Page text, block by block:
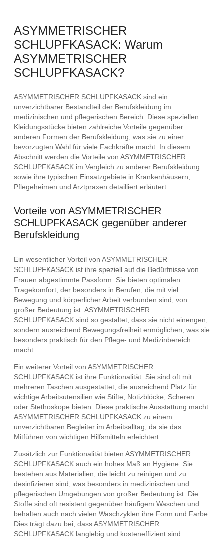
ASYMMETRISCHER
SCHLUPFKASACK: Warum
ASYMMETRISCHER
SCHLUPFKASACK?
ASYMMETRISCHER SCHLUPFKASACK sind ein
unverzichtbarer Bestandteil der Berufskleidung im
medizinischen und pflegerischen Bereich. Diese speziellen
Kleidungsstücke bieten zahlreiche Vorteile gegenüber
anderen Formen der Berufskleidung, was sie zu einer
bevorzugten Wahl für viele Fachkräfte macht. In diesem
Abschnitt werden die Vorteile von ASYMMETRISCHER
SCHLUPFKASACK im Vergleich zu anderer Berufskleidung
sowie ihre typischen Einsatzgebiete in Krankenhäusern,
Pflegeheimen und Arztpraxen detailliert erläutert.
Vorteile von ASYMMETRISCHER
SCHLUPFKASACK gegenüber anderer
Berufskleidung
Ein wesentlicher Vorteil von ASYMMETRISCHER
SCHLUPFKASACK ist ihre speziell auf die Bedürfnisse von
Frauen abgestimmte Passform. Sie bieten optimalen
Tragekomfort, der besonders in Berufen, die mit viel
Bewegung und körperlicher Arbeit verbunden sind, von
großer Bedeutung ist. ASYMMETRISCHER
SCHLUPFKASACK sind so gestaltet, dass sie nicht einengen,
sondern ausreichend Bewegungsfreiheit ermöglichen, was sie
besonders praktisch für den Pflege- und Medizinbereich
macht.
Ein weiterer Vorteil von ASYMMETRISCHER
SCHLUPFKASACK ist ihre Funktionalität. Sie sind oft mit
mehreren Taschen ausgestattet, die ausreichend Platz für
wichtige Arbeitsutensilien wie Stifte, Notizblöcke, Scheren
oder Stethoskope bieten. Diese praktische Ausstattung macht
ASYMMETRISCHER SCHLUPFKASACK zu einem
unverzichtbaren Begleiter im Arbeitsalltag, da sie das
Mitführen von wichtigen Hilfsmitteln erleichtert.
Zusätzlich zur Funktionalität bieten ASYMMETRISCHER
SCHLUPFKASACK auch ein hohes Maß an Hygiene. Sie
bestehen aus Materialien, die leicht zu reinigen und zu
desinfizieren sind, was besonders in medizinischen und
pflegerischen Umgebungen von großer Bedeutung ist. Die
Stoffe sind oft resistent gegenüber häufigem Waschen und
behalten auch nach vielen Waschzyklen ihre Form und Farbe.
Dies trägt dazu bei, dass ASYMMETRISCHER
SCHLUPFKASACK langlebig und kosteneffizient sind.